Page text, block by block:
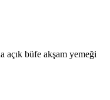
açık büfe akşam yemeği